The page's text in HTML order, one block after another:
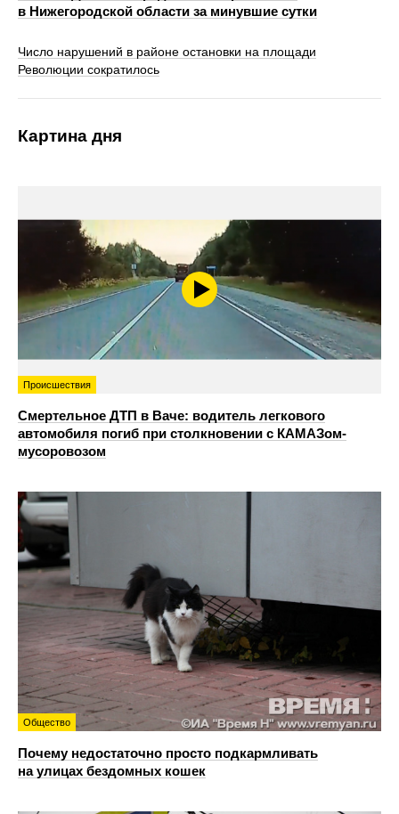
в Нижегородской области за минувшие сутки
Число нарушений в районе остановки на площади
Революции сократилось
Картина дня
Происшествия
Смертельное ДТП в Ваче: водитель легкового
автомобиля погиб при столкновении с КАМАЗом-
мусоровозом
Общество
Почему недостаточно просто подкармливать
на улицах бездомных кошек